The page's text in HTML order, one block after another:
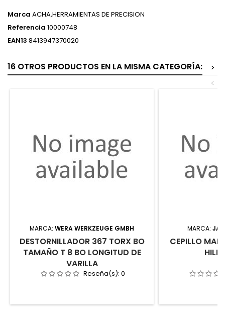
Marca ACHA,HERRAMIENTAS DE PRECISION
Referencia 10000748
EAN13 8413947370020
16 OTROS PRODUCTOS EN LA MISMA CATEGORÍA:
>
<
MARCA: WERA WERKZEUGE GMBH
DESTORNILLADOR 367 TORX BO
TAMAÑO T 8 BO LONGITUD DE
VARILLA
Reseña(s): 0
MARCA: JAZ
CEPILLO